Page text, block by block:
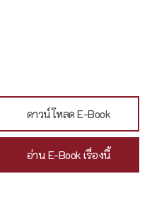
ดาวน์โหลด E-Book
อ่าน E-Book เรื่องนี้